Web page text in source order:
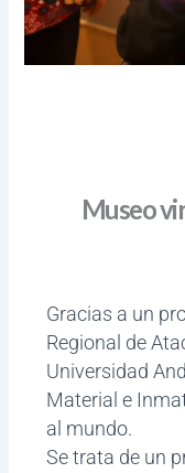
Museo
Gracias a un
Regional de
Universidad
Material e
al mundo.
Se trata de un